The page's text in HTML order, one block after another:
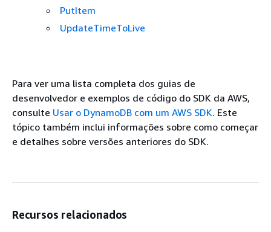
PutItem
UpdateTimeToLive
Para ver uma lista completa dos guias de
desenvolvedor e exemplos de código do SDK da AWS,
consulte Usar o DynamoDB com um AWS SDK. Este
tópico também inclui informações sobre como começar
e detalhes sobre versões anteriores do SDK.
Recursos relacionados